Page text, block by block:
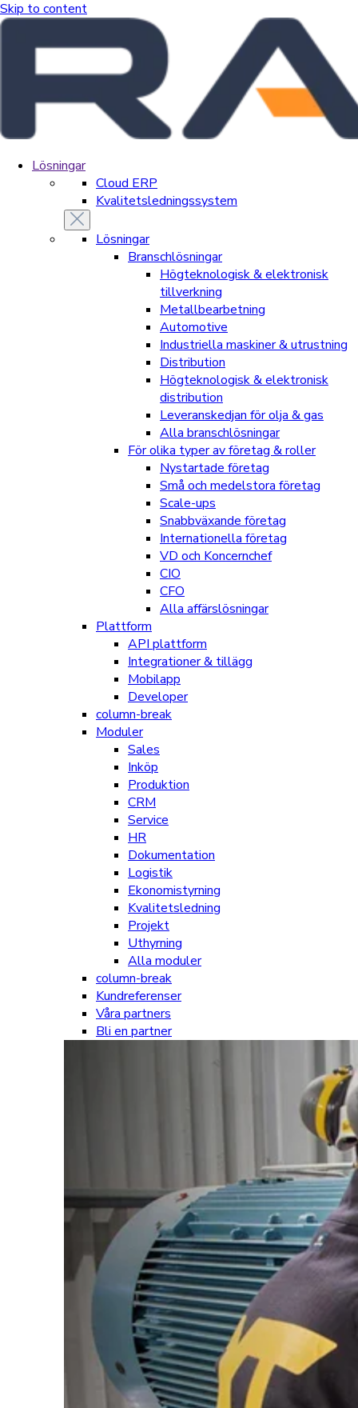
Skip to content
Lösningar
Cloud ERP
Kvalitetsledningssystem
Lösningar
Branschlösningar
Högteknologisk & elektronisk
tillverkning
Metallbearbetning
Automotive
Industriella maskiner & utrustning
Distribution
Högteknologisk & elektronisk
distribution
Leveranskedjan för olja & gas
Alla branschlösningar
För olika typer av företag & roller
Nystartade företag
Små och medelstora företag
Scale-ups
Snabbväxande företag
Internationella företag
VD och Koncernchef
CIO
CFO
Alla affärslösningar
Plattform
API plattform
Integrationer & tillägg
Mobilapp
Developer
column-break
Moduler
Sales
Inköp
Produktion
CRM
Service
HR
Dokumentation
Logistik
Ekonomistyrning
Kvalitetsledning
Projekt
Uthyrning
Alla moduler
column-break
Kundreferenser
Våra partners
Bli en partner